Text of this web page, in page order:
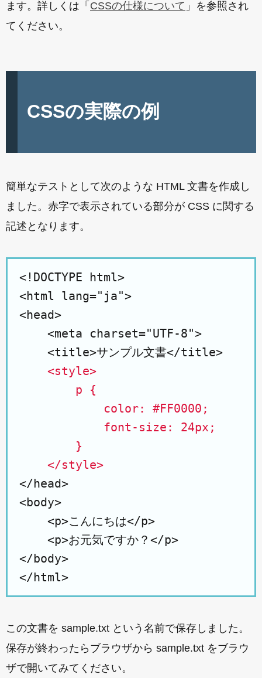
ます。詳しくは「 CSSの仕様について 」を参照され
てください。
CSSの実際の例
簡単なテストとして次のような HTML 文書を作成し
ました。赤字で表示されている部分が CSS に関する
記述となります。
<!DOCTYPE html>
<html lang="ja">
<head>
    <meta charset="UTF-8">
    <title>サンプル文書</title>
<style>
        p {
            color: #FF0000;
            font-size: 24px;
        }
    </style>
</head>
<body>
    <p>こんにちは</p>
    <p>お元気ですか？</p>
</body>
この文書を sample.txt という名前で保存しました。
保存が終わったらブラウザから sample.txt をブラウ
ザで開いてみてください。